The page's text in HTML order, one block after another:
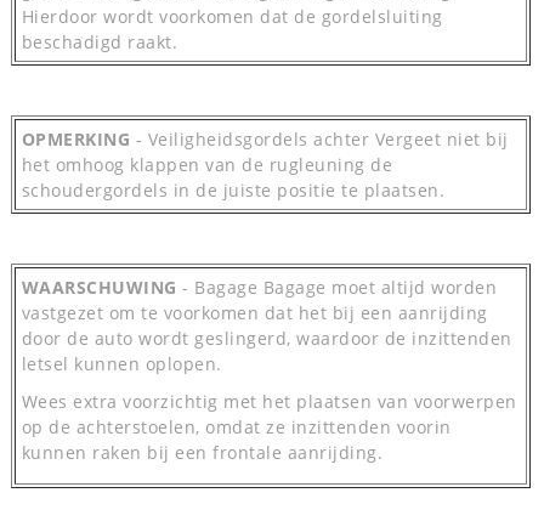
Hierdoor wordt voorkomen dat de gordelsluiting
beschadigd raakt.
OPMERKING - Veiligheidsgordels achter Vergeet niet bij
het omhoog klappen van de rugleuning de
schoudergordels in de juiste positie te plaatsen.
WAARSCHUWING - Bagage Bagage moet altijd worden
vastgezet om te voorkomen dat het bij een aanrijding
door de auto wordt geslingerd, waardoor de inzittenden
letsel kunnen oplopen.
Wees extra voorzichtig met het plaatsen van voorwerpen
op de achterstoelen, omdat ze inzittenden voorin
kunnen raken bij een frontale aanrijding.